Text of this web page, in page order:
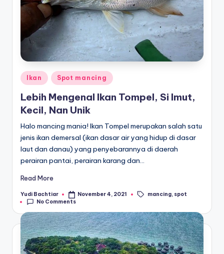
Posted
in
Ikan Spot mancing
Lebih Mengenal Ikan Tompel, Si Imut,
Kecil, Nan Unik
Halo mancing mania! Ikan Tompel merupakan salah satu
jenis ikan demersal (ikan dasar air yang hidup di dasar
laut dan danau) yang penyebarannya di daerah
perairan pantai, perairan karang dan…
Read More
Posted
by
Yudi Bachtiar November 4, 2021
Tags:
mancing, spot
No Comments